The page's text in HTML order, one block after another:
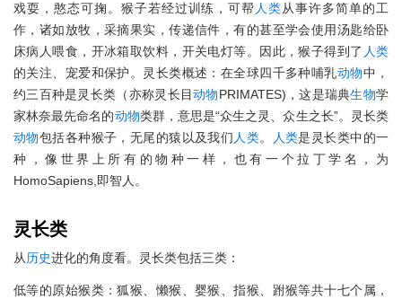
戏耍，憨态可掬。猴子若经过训练，可帮人类从事许多简单的工
作，诸如放牧，采摘果实，传递信件，有的甚至学会使用汤匙给卧
床病人喂食，开冰箱取饮料，开关电灯等。因此，猴子得到了 人类
的关注、宠爱和保护。灵长类概述：在全球四千多种哺乳动物中，
约三百种是灵长类（亦称灵长目动物PRIMATES)，这是瑞典生物学
家林奈最先命名的动物类群，意思是“众生之灵、众生之长”。灵长类
动物包括各种猴子，无尾的猿以及我们人类。 人类是灵长类中的一
种，像世界上所有的物种一样，也有一个拉丁学名，为
HomoSapiens,即智人。
灵长类
从历史进化的角度看。灵长类包括三类：
低等的原始猴类：狐猴、懒猴、婴猴、指猴、跗猴等共十七个属，